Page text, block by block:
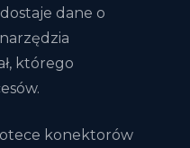
dane o
którego
konektorów